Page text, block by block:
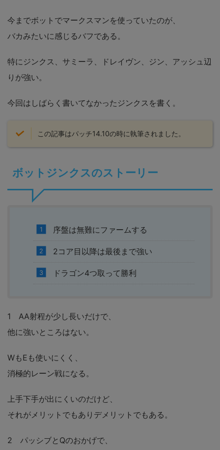
今までボットでマークスマンを使っていたのが、
バカみたいに感じるバフである。
特にジンクス、サミーラ、ドレイヴン、ジン、アッシュ辺
りが強い。
今回はしばらく書いてなかったジンクスを書く。
この記事はパッチ14.10の時に執筆されました。
ボットジンクスのストーリー
序盤は無難にファームする
2コア目以降は最後まで強い
ドラゴン4つ取って勝利
1 AA射程が少し長いだけで、
他に強いところはない。
WもEも使いにくく、
消極的レーン戦になる。
上手下手が出にくいのだけど、
それがメリットでもありデメリットでもある。
2 パッシブとQのおかげで、